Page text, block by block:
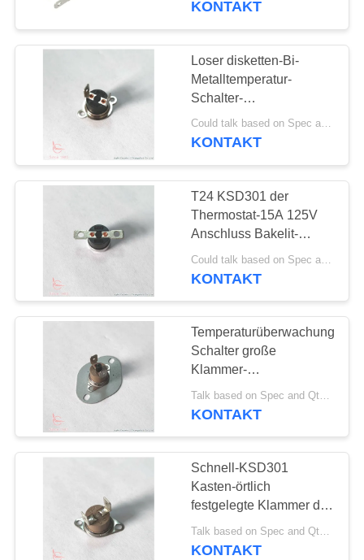
Intelligenter
Temperaturbegrenzer
13
Elektrische Energie-
Messgerät
Elektrisches
Gegenmeter
KONTAKT
Loser disketten-Bi-
Metalltemperatur-
Schalter-
phenoplastische Fall-
Dichtungs-Maschine der
Could talk based on Spec and Qty. MOQ:1000pcs, konnte Probelauf Menge stützen.
KONTAKT
T24 KSD301 der
Thermostat-15A 125V
Anschluss Bakelit-
Kasten-flacher
Aluminiumkappen-0°
KONTAKT
Temperaturüberwachungs-
Schalter große
Klammer-
Handrücksteller
Thermostat UL-Vde
Talk based on Spec and Qty. MOQ:1000pcs aber konnte Probelauf Menge stützen.
KONTAKT
Schnell-KSD301
Kasten-örtlich
festgelegte Klammer des
Thermostat-250v 10a
PPS für elektrischen
Talk based on Spec and Qty. MOQ:Konnte sprechen, konnte Probelauf Menge stützen.
KONTAKT